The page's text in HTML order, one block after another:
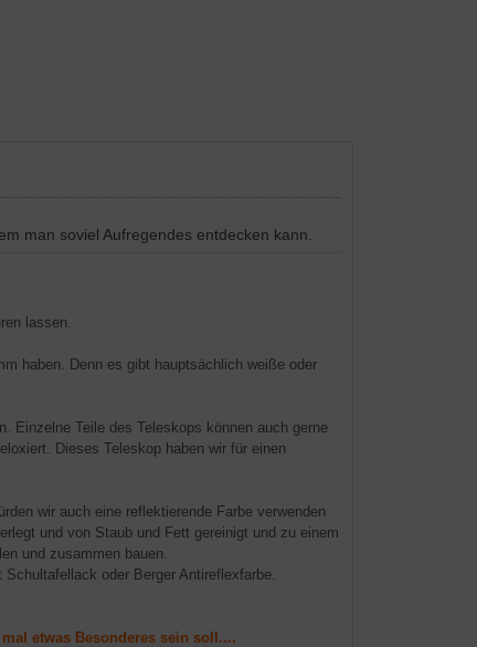
man soviel Aufregendes entdecken kann.
lassen.
haben. Denn es gibt hauptsächlich weiße oder
Einzelne Teile des Teleskops können auch gerne
Dieses Teleskop haben wir für einen
wir auch eine reflektierende Farbe verwenden
und von Staub und Fett gereinigt und zu einem
und zusammen bauen.
oder Berger Antireflexfarbe.
etwas Besonderes sein soll....